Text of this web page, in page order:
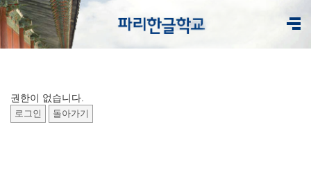
권한이 없습니다.
로그인 돌아가기